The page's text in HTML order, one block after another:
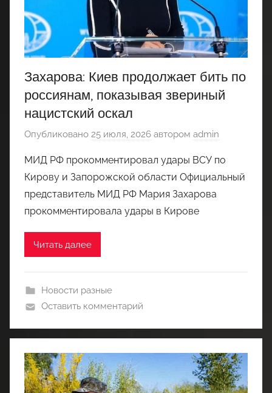
Захарова: Киев продолжает бить по
россиянам, показывая звериный
нацистский оскал
Опубликовано 25 июля, 2026 автором admin
МИД РФ прокомментировал удары ВСУ по
Кирову и Запорожской области Официальный
представитель МИД РФ Мария Захарова
прокомментировала удары в Кирове
Читать далее
Новости разные
Оставить комментарий